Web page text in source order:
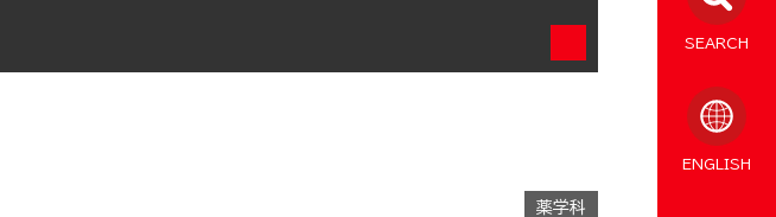
SEARCH
ENGLISH
薬学科